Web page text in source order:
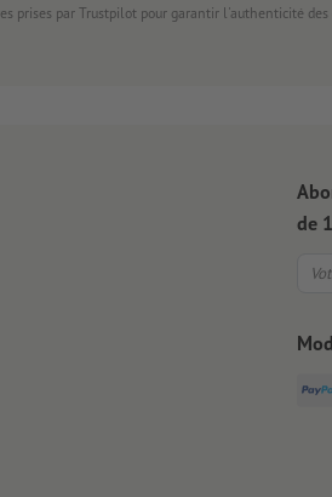
prises par Trustpilot pour garantir l'authenticité des
de